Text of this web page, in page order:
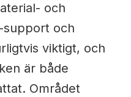
och
support och
viktigt, och
är både
Området